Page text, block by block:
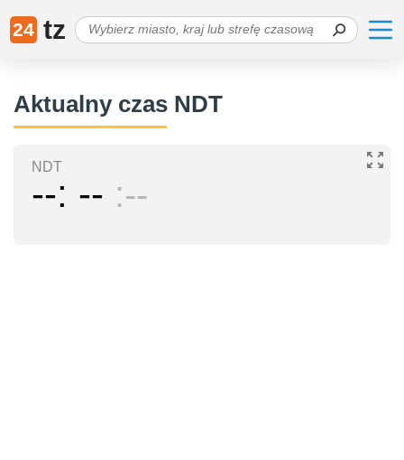
24 tz
Aktualny czas NDT
NDT
-- -- --